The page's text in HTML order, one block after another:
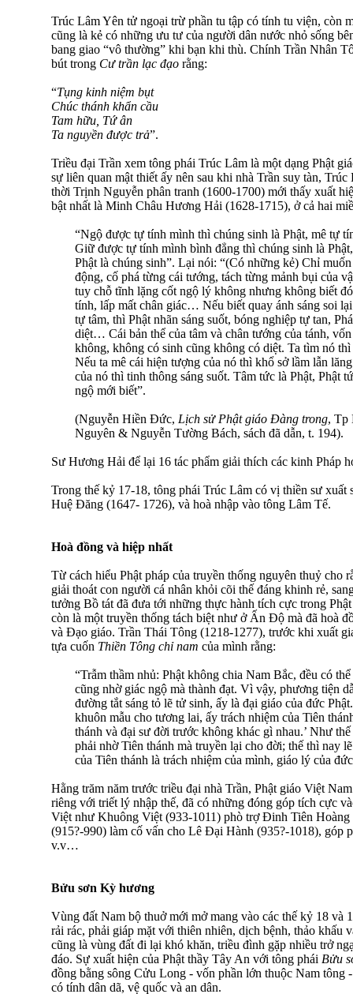
Trúc Lâm Yên tử ngoại trừ phần tu tập có tính tu viện, còn
cũng là kẻ có những ưu tư của người dân nước nhỏ sống
bang giao “vô thường” khi bạn khi thù. Chính Trần Nhân
bút trong Cư trần lạc đạo rằng:
“Tụng kinh niệm bụt
Chúc thánh khẩn cầu
Tam hữu, Tứ ân
Ta nguyền được trả”.
Triều đại Trần xem tông phái Trúc Lâm là một dạng Phật
sự liên quan mật thiết ấy nên sau khi nhà Trần suy tàn,
thời Trịnh Nguyễn phân tranh (1600-1700) mới thấy xuất
bật nhất là Minh Châu Hương Hải (1628-1715), ở cả hai
“Ngộ được tự tính mình thì chúng sinh là Phật, mê tự
Giữ được tự tính mình bình đẳng thì chúng sinh là
Phật là chúng sinh”. Lại nói: “(Có những kẻ) Chỉ
động, cố phá từng cái tướng, tách từng mảnh bụi của
tuy chỗ tĩnh lặng cốt ngộ lý không nhưng không biết
tính, lấp mất chân giác… Nếu biết quay ánh sáng soi
tự tâm, thì Phật nhãn sáng suốt, bóng nghiệp tự tan,
diệt… Cái bản thể của tâm và chân tướng của tánh,
không, không có sinh cũng không có diệt. Ta tìm nó
Nếu ta mê cái hiện tượng của nó thì khổ sở lầm lẫn
của nó thì tinh thông sáng suốt. Tâm tức là Phật, Phật
ngộ mới biết”.
(Nguyễn Hiền Ðức, Lịch sử Phật giáo Ðàng trong, Tp
Nguyên & Nguyễn Tường Bách, sách đã dẫn, t. 194).
Sư Hương Hải để lại 16 tác phẩm giải thích các kinh Pháp
Trong thế kỷ 17-18, tông phái Trúc Lâm có vị thiền sư xuất
Huệ Ðăng (1647- 1726), và hoà nhập vào tông Lâm Tế.
Hoà đồng và hiệp nhất
Từ cách hiểu Phật pháp của truyền thống nguyên thuỷ cho
giải thoát con người cá nhân khỏi cõi thế đáng khinh rẻ,
tưởng Bồ tát đã đưa tới những thực hành tích cực trong
còn là một truyền thống tách biệt như ở Ấn Ðộ mà đã hoà
và Ðạo giáo. Trần Thái Tông (1218-1277), trước khi xuất
tựa cuốn Thiền Tông chỉ nam của mình rằng:
“Trẫm thầm nhủ: Phật không chia Nam Bắc, đều có
cũng nhờ giác ngộ mà thành đạt. Vì vậy, phương tiện
đường tắt sáng tỏ lẽ tử sinh, ấy là đại giáo của đức
khuôn mẫu cho tương lai, ấy trách nhiệm của Tiên
thánh và đại sư đời trước không khác gì nhau.’ Như
phải nhờ Tiên thánh mà truyền lại cho đời; thế thì nay
của Tiên thánh là trách nhiệm của mình, giáo lý của
Hằng trăm năm trước triều đại nhà Trần, Phật giáo Việt
riêng với triết lý nhập thế, đã có những đóng góp tích cực
Việt như Khuông Việt (933-1011) phò trợ Ðinh Tiên
(915?-990) làm cố vấn cho Lê Ðại Hành (935?-1018), góp
v.v…
Bửu sơn Kỳ hương
Vùng đất Nam bộ thuở mới mở mang vào các thế kỷ 18 và
rải rác, phải giáp mặt với thiên nhiên, dịch bệnh, thảo khấu
cũng là vùng đất đi lại khó khăn, triều đình gặp nhiều trở
đáo. Sự xuất hiện của Phật thầy Tây An với tông phái Bửu
đồng bằng sông Cửu Long - vốn phần lớn thuộc Nam tông
có tính dân dã, vệ quốc và an dân.